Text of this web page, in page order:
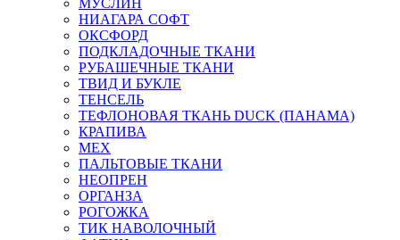
МУСЛИН
НИАГАРА СОФТ
ОКСФОРД
ПОДКЛАДОЧНЫЕ ТКАНИ
РУБАШЕЧНЫЕ ТКАНИ
ТВИД И БУКЛЕ
ТЕНСЕЛЬ
ТЕФЛОНОВАЯ ТКАНЬ DUCK (ПАНАМА)
КРАПИВА
МЕХ
ПАЛЬТОВЫЕ ТКАНИ
НЕОПРЕН
ОРГАНЗА
РОГОЖКА
ТИК НАВОЛОЧНЫЙ